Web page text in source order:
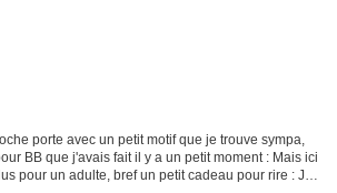
porte avec un petit motif que je trouve sympa,
BB que j'avais fait il y a un petit moment : Mais ici
pour un adulte, bref un petit cadeau pour rire : Je